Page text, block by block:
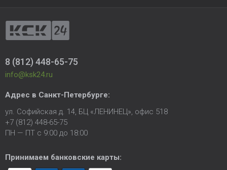
8 (812) 448-65-75
info@ksk24.ru
Адрес в Санкт-Петербурге:
ул. Софийская д. 14, БЦ «ЛЕНИНЕЦ», офис 518
+7 (812) 448-65-75
ПН — ПТ с 9:00 до 18:00
Принимаем банковские карты: